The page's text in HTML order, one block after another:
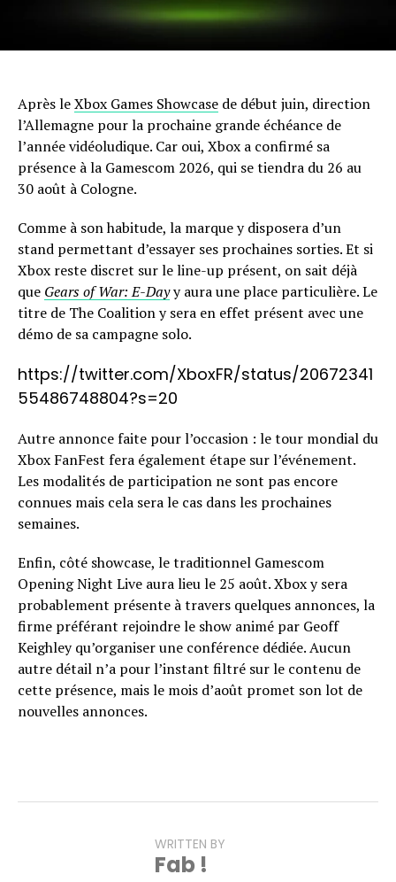
Après leXbox Games Showcase de début juin, direction
l’Allemagne pour la prochaine grande échéance de
l’année vidéoludique. Car oui, Xbox a confirmé sa
présence à la Gamescom 2026, qui se tiendra du 26 au
30 août à Cologne.
Comme à son habitude, la marque y disposera d’un
stand permettant d’essayer ses prochaines sorties. Et si
Xbox reste discret sur le line-up présent, on sait déjà
que Gears of War: E-Dayy aura une place particulière. Le
titre de The Coalition y sera en effet présent avec une
démo de sa campagne solo.
https://twitter.com/XboxFR/status/20672341
55486748804?s=20
Autre annonce faite pour l’occasion : le tour mondial du
Xbox FanFest fera également étape sur l’événement.
Les modalités de participation ne sont pas encore
connues mais cela sera le cas dans les prochaines
semaines.
Enfin, côté showcase, le traditionnel Gamescom
Opening Night Live aura lieu le 25 août. Xbox y sera
probablement présente à travers quelques annonces, la
firme préférant rejoindre le show animé par Geoff
Keighley qu’organiser une conférence dédiée. Aucun
autre détail n’a pour l’instant filtré sur le contenu de
cette présence, mais le mois d’août promet son lot de
nouvelles annonces.
WRITTEN BY
Fab !